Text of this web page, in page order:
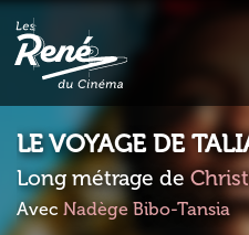
LE VOYAGE DE
Long métrage de
Avec Nadège Bibo-Tansia